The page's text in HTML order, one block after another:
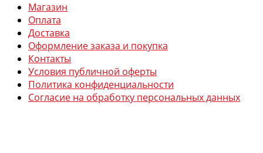
Магазин
Оплата
Доставка
Оформление заказа и покупка
Контакты
Условия публичной оферты
Политика конфиденциальности
Согласие на обработку персональных данных